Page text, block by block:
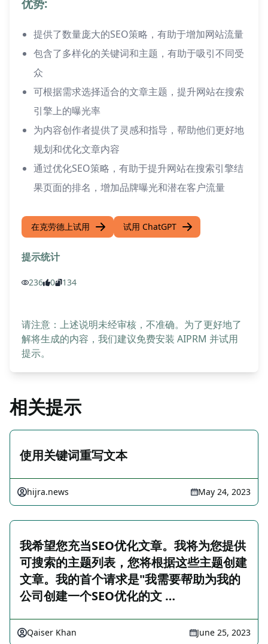
优势:
提供了数量庞大的SEO策略，有助于增加网站流量
包含了多样化的关键词和主题，有助于吸引不同受
众
可根据需求选择适合的文章主题，提升网站在搜索
引擎上的曝光率
为内容创作者提供了灵感和指导，帮助他们更好地
规划和优化文章内容
通过优化SEO策略，有助于提升网站在搜索引擎结
果页面的排名，增加品牌曝光和潜在客户流量
在克劳德上试用 试用 ChatGPT
提示统计
236 0 134
请注意：上述说明未经审核，不准确。为了更好地了
解将生成的内容，我们建议免费安装 AIPRM 并试用
提示。
相关提示
使用关键词重写文本
hijra.news May 24, 2023
我希望您充当SEO优化文章。我将为您提供
可搜索的主题列表，您将根据这些主题创建
文章。我的首个请求是"我需要帮助为我的
公司创建一个SEO优化的文 …
Qaiser Khan June 25, 2023